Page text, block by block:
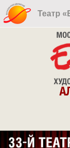
Театр